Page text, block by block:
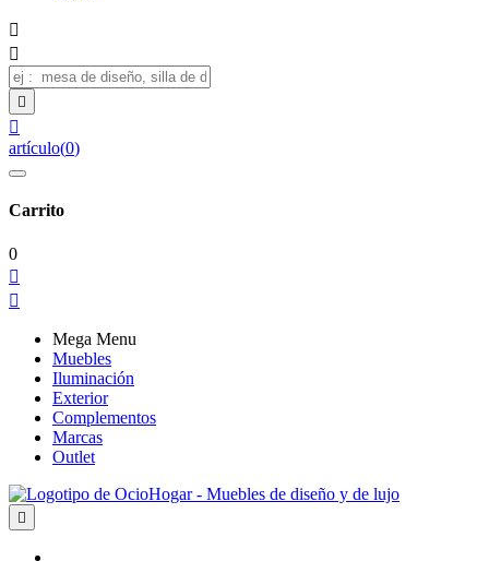




artículo(0)
Carrito
0


Mega Menu
Muebles
Iluminación
Exterior
Complementos
Marcas
Outlet
